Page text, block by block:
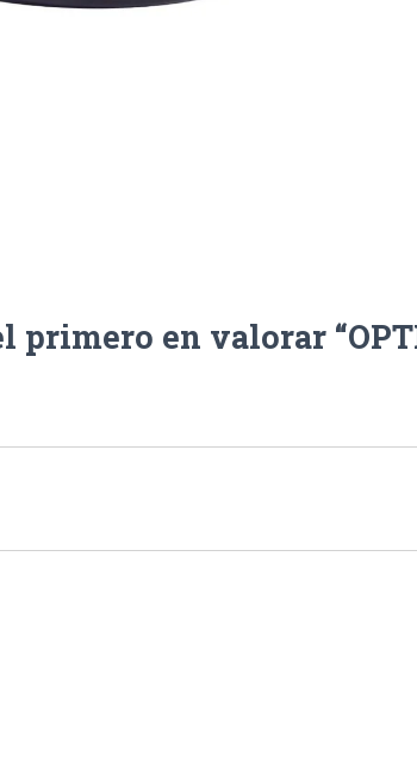
primero en valorar